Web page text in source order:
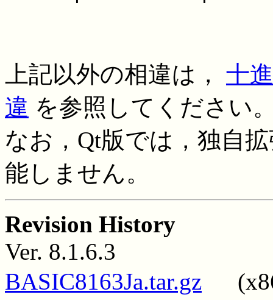
上記以外の相違は， 十
違 を参照してください
なお，Qt版では，独自
能しません。
Revision History
Ver. 8.1.6.3
BASIC8163Ja.tar.gz